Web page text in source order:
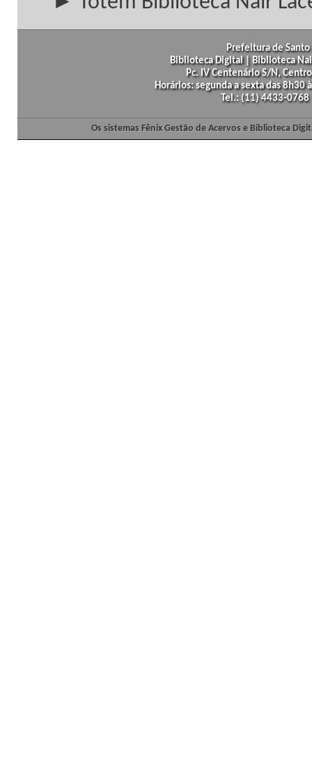
Prefeitura de
Biblioteca Digital | Biblioteca
Pc. IV Centenário S/N,
Horários: segunda a sexta das
Tel.: (11) 4433-
Os sistemas Fênix Gestão de Acervos e Biblioteca